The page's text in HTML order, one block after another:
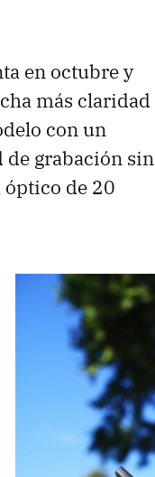
en octubre y
más claridad
con un
de grabación sin
óptico de 20